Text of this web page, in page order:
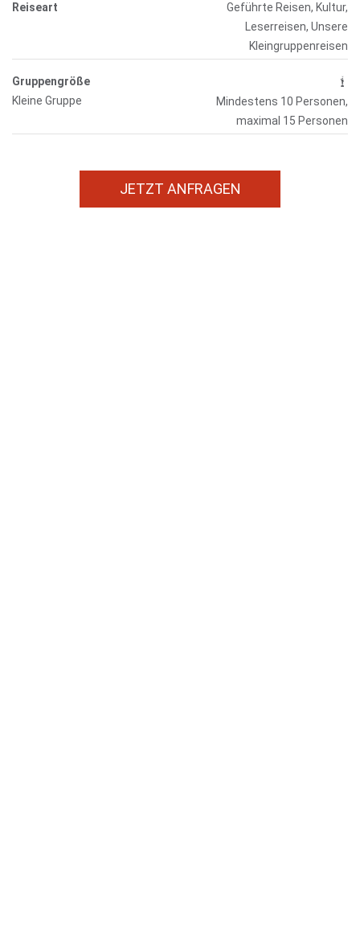
Reiseart
Geführte Reisen, Kultur,
Leserreisen, Unsere
Kleingruppenreisen
Gruppengröße
Kleine Gruppe
Mindestens 10 Personen,
maximal 15 Personen
JETZT ANFRAGEN